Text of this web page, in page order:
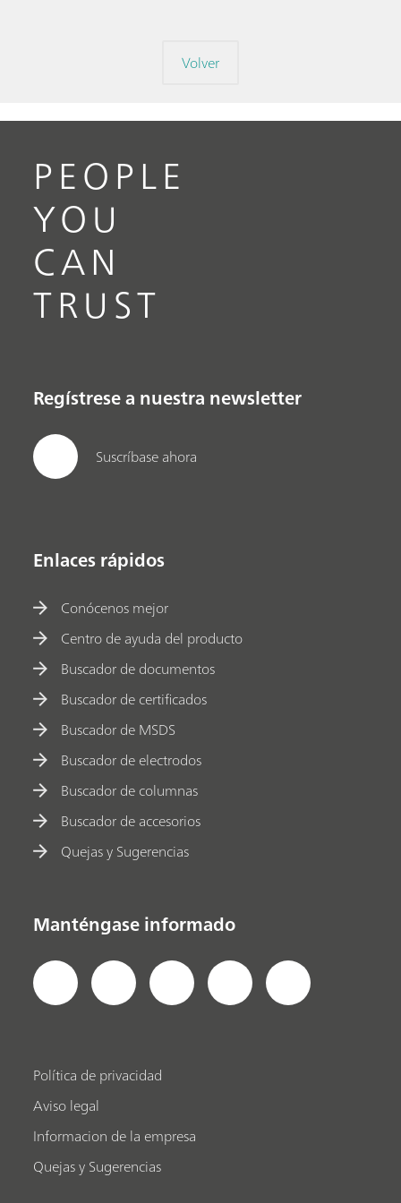
Volver
PEOPLE
YOU
CAN
TRUST
Regístrese a nuestra newsletter
Suscríbase ahora
Enlaces rápidos
Conócenos mejor
Centro de ayuda del producto
Buscador de documentos
Buscador de certificados
Buscador de MSDS
Buscador de electrodos
Buscador de columnas
Buscador de accesorios
Quejas y Sugerencias
Manténgase informado
Política de privacidad
Aviso legal
Informacion de la empresa
Quejas y Sugerencias